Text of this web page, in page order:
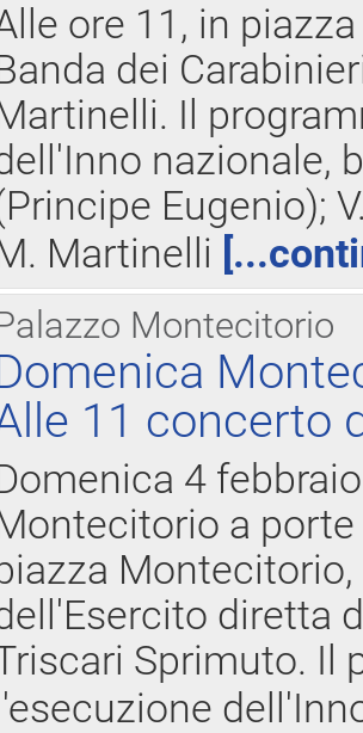
ore 11, in
dei
Il
nazionale,
Eugenio);
Martinelli
Montecitorio
11 concerto
4
a
diretta
Sprimuto. Il
l'esecuzione